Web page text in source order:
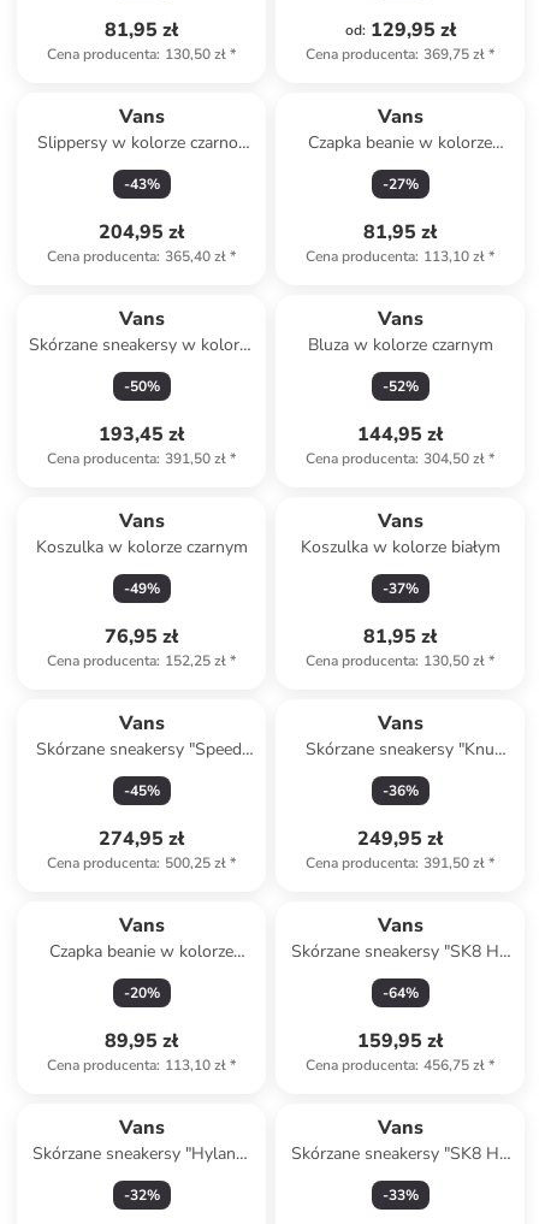
81,95 zł
Cena producenta: 130,50 zł*
od: 129,95 zł
Cena producenta: 369,75 zł*
Vans
Slippersy w kolorze czarno-
białym
-43%
204,95 zł
Cena producenta: 365,40 zł*
Vans
Czapka beanie w kolorze
beżowo-białym
-27%
81,95 zł
Cena producenta: 113,10 zł*
Vans
Skórzane sneakersy w kolorze
khaki
-50%
193,45 zł
Cena producenta: 391,50 zł*
Vans
Bluza w kolorze czarnym
-52%
144,95 zł
Cena producenta: 304,50 zł*
Vans
Koszulka w kolorze czarnym
-49%
76,95 zł
Cena producenta: 152,25 zł*
Vans
Koszulka w kolorze białym
-37%
81,95 zł
Cena producenta: 130,50 zł*
Vans
Skórzane sneakersy "Speed"
w kolorze beżowym
-45%
274,95 zł
Cena producenta: 500,25 zł*
Vans
Skórzane sneakersy "Knu
Skool" w kolorze
jasnobrązowym
-36%
249,95 zł
Cena producenta: 391,50 zł*
Vans
Czapka beanie w kolorze
ciemnozielonym
-20%
89,95 zł
Cena producenta: 113,10 zł*
Vans
Skórzane sneakersy "SK8 Hi"
w kolorze czarnym
-64%
159,95 zł
Cena producenta: 456,75 zł*
Vans
Skórzane sneakersy "Hylane"
w kolorze karmelowym
-32%
Vans
Skórzane sneakersy "SK8 Hi"
w kolorze jasnobrązowym
-33%